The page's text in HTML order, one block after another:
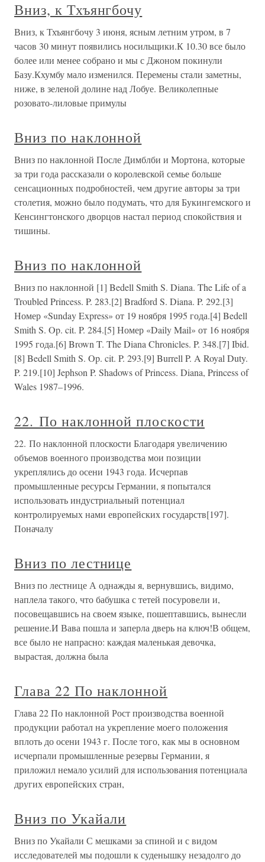
Вниз, к Тхъянгбочу
Вниз, к Тхъянгбочу 3 июня, ясным летним утром, в 7
часов 30 минут появились носильщики.К 10.30 все было
более или менее собрано и мы с Джоном покинули
Базу.Кхумбу мало изменился. Перемены стали заметны,
ниже, в зеленой долине над Лобуе. Великолепные
розовато-лиловые примулы
Вниз по наклонной
Вниз по наклонной После Димблби и Мортона, которые
за три года рассказали о королевской семье больше
сенсационных подробностей, чем другие авторы за три
столетия, можно было подумать, что для Букингемского и
Кенсингтонского дворцов настал период спокойствия и
тишины.
Вниз по наклонной
Вниз по наклонной [1] Bedell Smith S. Diana. The Life of a
Troubled Princess. P. 283.[2] Bradford S. Diana. P. 292.[3]
Номер «Sunday Express» от 19 ноября 1995 года.[4] Bedell
Smith S. Op. cit. P. 284.[5] Номер «Daily Mail» от 16 ноября
1995 года.[6] Brown T. The Diana Chronicles. P. 348.[7] Ibid.
[8] Bedell Smith S. Op. cit. P. 293.[9] Burrell P. A Royal Duty.
P. 219.[10] Jephson P. Shadows of Princess. Diana, Princess of
Wales 1987–1996.
22. По наклонной плоскости
22. По наклонной плоскости Благодаря увеличению
объемов военного производства мои позиции
укреплялись до осени 1943 года. Исчерпав
промышленные ресурсы Германии, я попытался
использовать индустриальный потенциал
контролируемых нами европейских государств[197].
Поначалу
Вниз по лестнице
Вниз по лестнице А однажды я, вернувшись, видимо,
наплела такого, что бабушка с тетей посуровели и,
посовещавшись на своем языке, пошептавшись, вынесли
решение.И Вава пошла и заперла дверь на ключ!В общем,
все было не напрасно: каждая маленькая девочка,
вырастая, должна была
Глава 22 По наклонной
Глава 22 По наклонной Рост производства военной
продукции работал на укрепление моего положения
вплоть до осени 1943 г. После того, как мы в основном
исчерпали промышленные резервы Германии, я
приложил немало усилий для использования потенциала
других европейских стран,
Вниз по Укайали
Вниз по Укайали С мешками за спиной и с видом
исследователей мы подошли к суденышку незадолго до